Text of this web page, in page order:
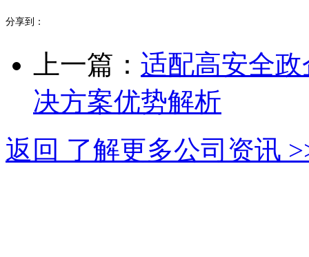
分享到：
上一篇： 适配高安全
决方案优势解析
返回 了解更多公司资讯